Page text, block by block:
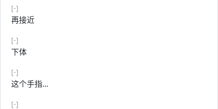
[-]
再接近
[-]
下体
[-]
这个手指...
[-]